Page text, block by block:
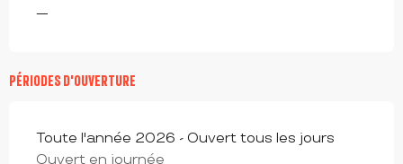
—
PÉRIODES D'OUVERTURE
Toute l'année 2026 - Ouvert tous les jours
Ouvert en journée